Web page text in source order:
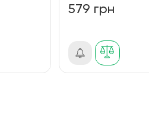
579 грн